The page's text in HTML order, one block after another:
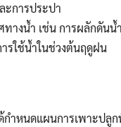
ะการประปา
างน้ำ เช่น การผลักดันน้
รใช้น้ำในช่วงต้นฤดูฝน
ด้กำหนดแผนการเพาะ